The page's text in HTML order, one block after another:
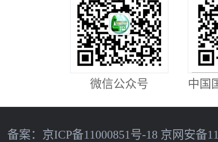
微信公众号 中国
备案： 京ICP备11000851号-18 京网安备